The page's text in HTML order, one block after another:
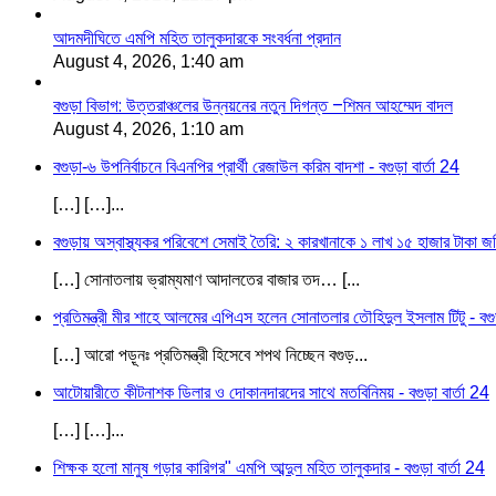
আদমদীঘিতে এমপি মহিত তালুকদারকে সংবর্ধনা প্রদান
August 4, 2026, 1:40 am
বগুড়া বিভাগ: উত্তরাঞ্চলের উন্নয়নের নতুন দিগন্ত –শিমন আহম্মেদ বাদল
August 4, 2026, 1:10 am
বগুড়া-৬ উপনির্বাচনে বিএনপির প্রার্থী রেজাউল করিম বাদশা - বগুড়া বার্তা 24
[…] […]...
বগুড়ায় অস্বাস্থ্যকর পরিবেশে সেমাই তৈরি: ২ কারখানাকে ১ লাখ ১৫ হাজার টাকা
[…] সোনাতলায় ভ্রাম্যমাণ আদালতের বাজার তদ… [...
প্রতিমন্ত্রী মীর শাহে আলমের এপিএস হলেন সোনাতলার তৌহিদুল ইসলাম টিটু -
[…] আরো পড়ূনঃ প্রতিমন্ত্রী হিসেবে শপথ নিচ্ছেন বগুড়...
আটোয়ারীতে কীটনাশক ডিলার ও দোকানদারদের সাথে মতবিনিময় - বগুড়া বার্তা 24
[…] […]...
শিক্ষক হলো মানুষ গড়ার কারিগর" এমপি আব্দুল মহিত তালুকদার - বগুড়া বার্তা 24